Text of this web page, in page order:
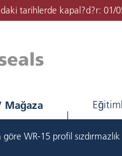
tarihlerde kapal?d?r:
Mağaza
göre WR-15 profil